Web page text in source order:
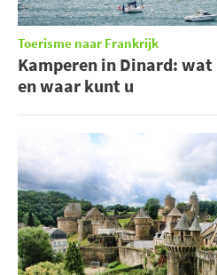
Toerisme naar Frankrijk
Kamperen in Dinard: wat
en waar kunt u